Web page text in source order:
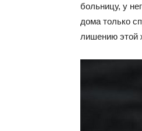
больницу, у
дома только
лишению этой